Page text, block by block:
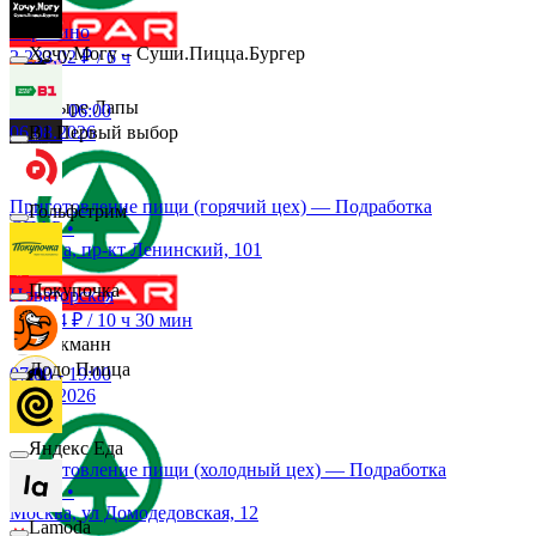
Эдмос Реклама
Четыре Лапы
Снежная Королева
Подружка
Стокманн
Cпар
demo
Хочу.Могу – Суши.Пицца.Бургер
B1 Первый выбор
Гольфстрим
Покупочка
Додо Пицца
Яндекс Еда
Lamoda
Строгино
2 233,02 ₽/6 ч
-06:00
06.08.2026
Приготовление пищи (горячий цех) — Подработка
СПАР•
Москва, пр-кт Ленинский, 101
Новаторская
5 027,4 ₽ / 10 ч 30 мин
07:00-19:00
07.08.2026
Приготовление пищи (холодный цех) — Подработка
СПАР •
Москва, ул Домодедовская, 12